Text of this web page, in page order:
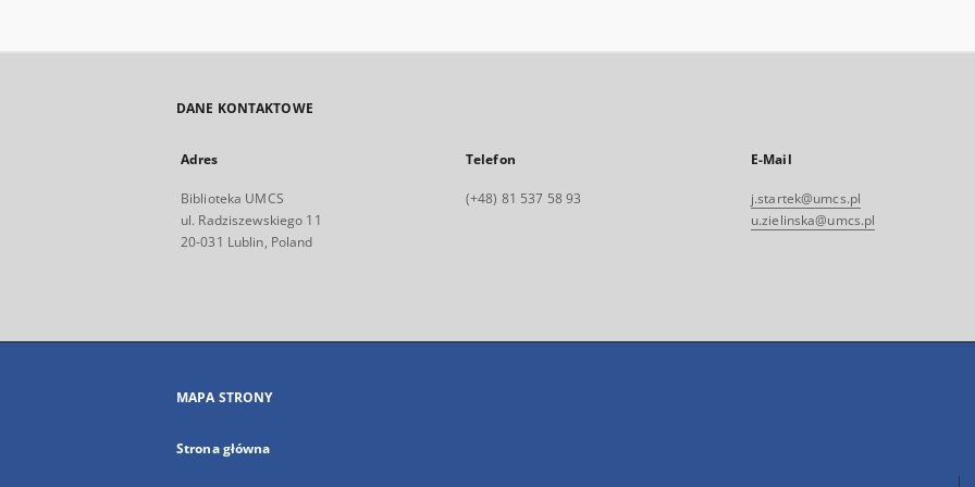
DANE KONTAKTOWE
Adres
Biblioteka UMCS
ul. Radziszewskiego 11
20-031 Lublin, Poland
Telefon
(+48) 81 537 58 93
E-Mail
j.startek@umcs.pl
u.zielinska@umcs.pl
MAPA STRONY
Strona główna